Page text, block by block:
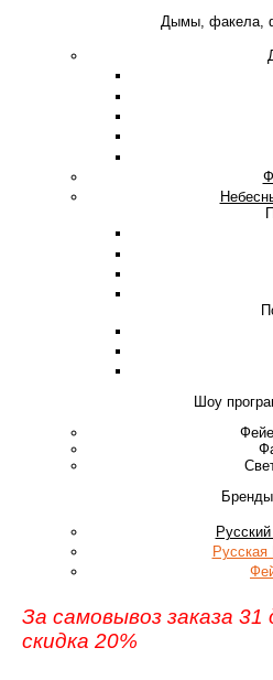
Дымы, факела,
Шоу
Бренды
Русская
За самовывоз заказа
скидка 20%